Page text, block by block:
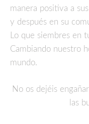
manera positiva a
y después en su
Lo que siembres en
Cambiando nuestro
mundo.
No os dejéis
las